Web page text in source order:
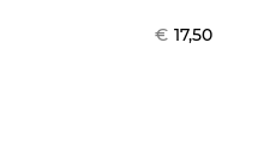
€ 17,50